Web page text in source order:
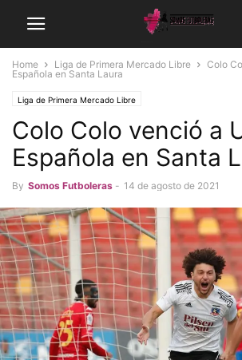
Home Liga de Primera Mercado Libre
Colo
Española en Santa Laura
Liga de Primera Mercado Libre
Colo Colo venció a
Española en Santa
By Somos Futboleras - 14 de agosto de 2021